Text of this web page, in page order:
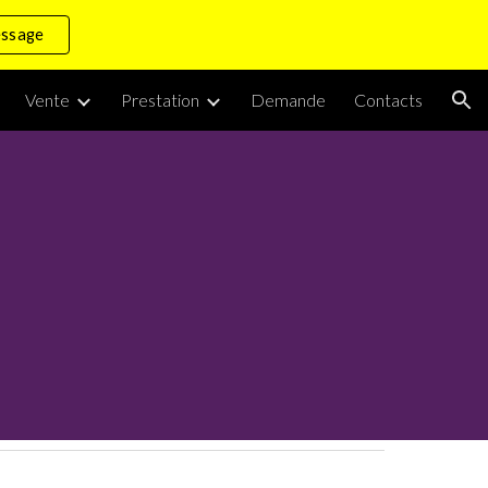
Vente Prestation Demande Contacts